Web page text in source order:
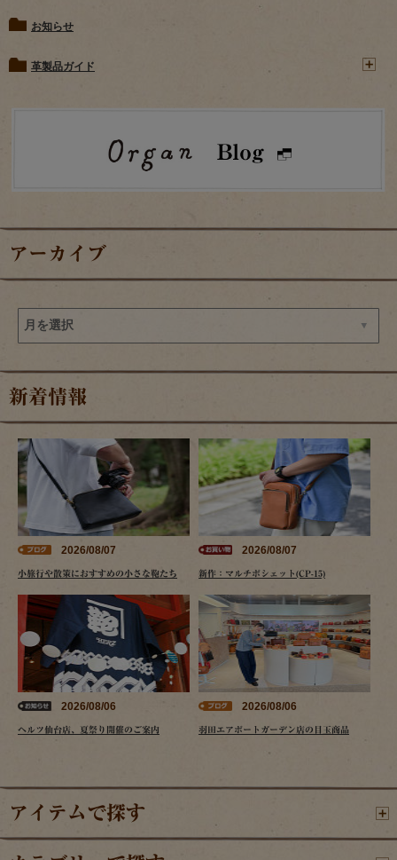
お知らせ
革製品ガイド
アーカイブ
新着情報
2026/08/07
小旅行や散策におすすめの小さな鞄たち
2026/08/07
新作：マルチポシェット(CP-15)
2026/08/06
ヘルツ仙台店、夏祭り開催のご案内
2026/08/06
羽田エアポートガーデン店の目玉商品
アイテムで探す